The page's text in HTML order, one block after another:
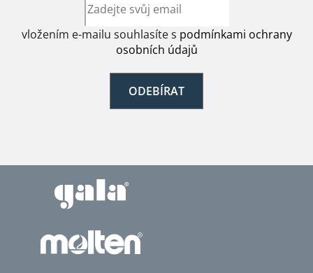
vložením e-mailu souhlasíte s podmínkami ochrany
osobních údajů
ODEBÍRAT